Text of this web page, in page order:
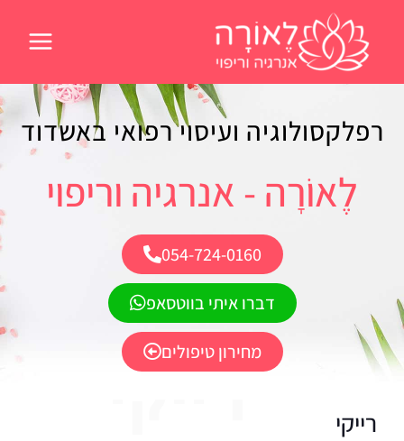
רפלקסולוגיה ועיסוי רפואי באשדוד
לֶאוֹרָה - אנרגיה וריפוי
054-724-0160
דברו איתי בווטסאפ
מחירון טיפולים
רייקי